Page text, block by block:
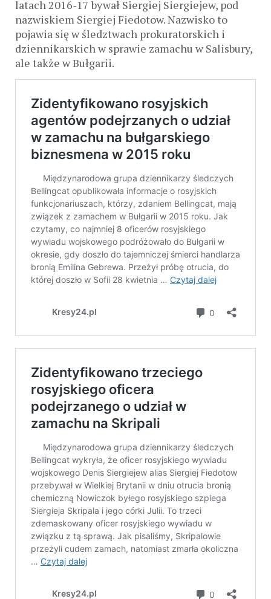
latach 2016-17 bywał Siergiej Siergiejew, pod
nazwiskiem Siergiej Fiedotow. Nazwisko to
pojawia się w śledztwach prokuratorskich i
dziennikarskich w sprawie zamachu w Salisbury,
ale także w Bułgarii.